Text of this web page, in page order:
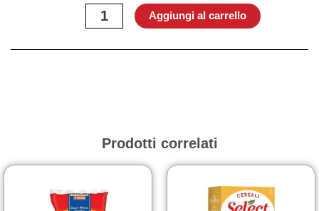
Arborio
Aggiungi al carrello
Prodotti correlati